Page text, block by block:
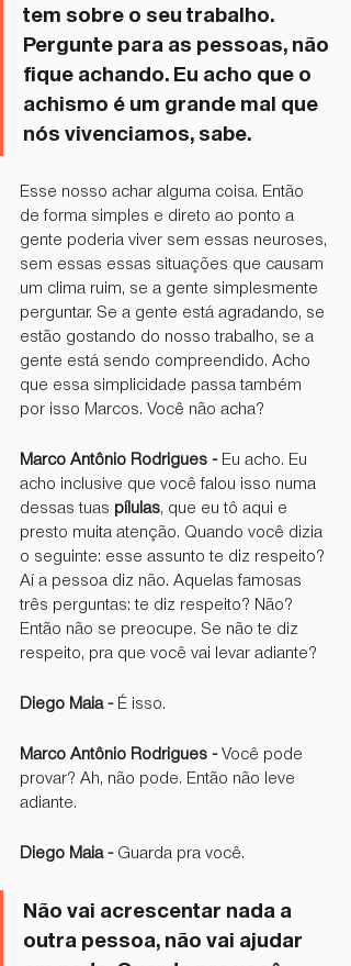
tem sobre o seu trabalho.
Pergunte para as pessoas, não
fique achando. Eu acho que o
achismo é um grande mal que
nós vivenciamos, sabe.
Esse nosso achar alguma coisa. Então
de forma simples e direto ao ponto a
gente poderia viver sem essas neuroses,
sem essas essas situações que causam
um clima ruim, se a gente simplesmente
perguntar. Se a gente está agradando, se
estão gostando do nosso trabalho, se a
gente está sendo compreendido. Acho
que essa simplicidade passa também
por isso Marcos. Você não acha?
Marco Antônio Rodrigues - Eu acho. Eu
acho inclusive que você falou isso numa
dessas tuas pílulas, que eu tô aqui e
presto muita atenção. Quando você dizia
o seguinte: esse assunto te diz respeito?
Aí a pessoa diz não. Aquelas famosas
três perguntas: te diz respeito? Não?
Então não se preocupe. Se não te diz
respeito, pra que você vai levar adiante?
Diego Maia - É isso.
Marco Antônio Rodrigues - Você pode
provar? Ah, não pode. Então não leve
adiante.
Diego Maia - Guarda pra você.
Não vai acrescentar nada a
outra pessoa, não vai ajudar